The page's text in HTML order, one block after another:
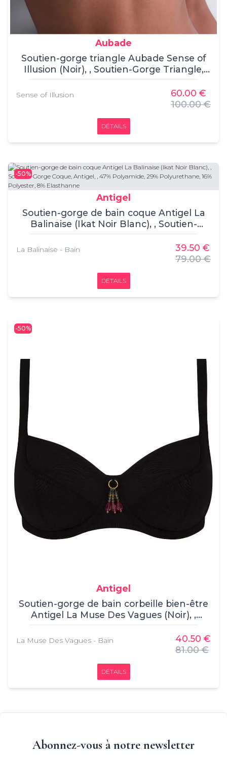
Aubade
Soutien-gorge triangle Aubade Sense of
Illusion (Noir), , Soutien-Gorge Triangle,
Aubade, , BRODERIE:54% POLYESTER
38% POLYAMIDE 8% ELASTHANNE
Sense of Illusion
60.00 €
100.00 €
DÉTAILS
Antigel
Soutien-gorge de bain coque Antigel La
Balinaise (Ikat Noir Blanc), , Soutien-
Gorge Coque, Antigel, , 47% Polyamide,
29% Polyurethane, 16% Polyester, 8%
La Balinaise - Bain
39.50 €
79.00 €
-50%
DÉTAILS
Antigel
Soutien-gorge de bain corbeille bien-être
Antigel La Muse Des Vagues (Noir), ,
Soutien-Gorge Corbeille, Antigel, , 50%
Polyester, 30% Polyamide, 20%
La Muse Des Vagues - Bain
40.50 €
81.00 €
-50%
DÉTAILS
Abonnez-vous à notre newsletter